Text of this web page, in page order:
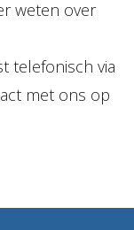
weten over
telefonisch via
met ons op